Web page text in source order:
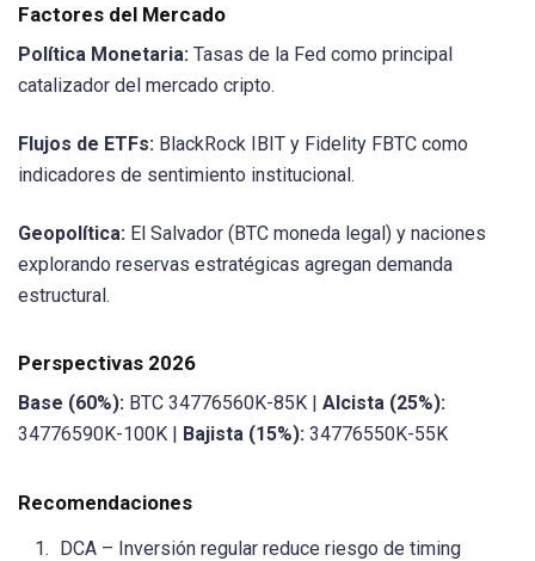
Factores del Mercado
Política Monetaria: Tasas de la Fed como principal
catalizador del mercado cripto.
Flujos de ETFs: BlackRock IBIT y Fidelity FBTC como
indicadores de sentimiento institucional.
Geopolítica: El Salvador (BTC moneda legal) y naciones
explorando reservas estratégicas agregan demanda
estructural.
Perspectivas 2026
Base (60%): BTC 34776560K-85K | Alcista (25%):
34776590K-100K |
Bajista (15%): 34776550K-55K
Recomendaciones
DCA – Inversión regular reduce riesgo de timing